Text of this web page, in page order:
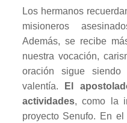
Los hermanos
misioneros
Además, se recibe
nuestra vocación,
oración sigue
valentía.
El
actividades, como la
proyecto Senufo. En